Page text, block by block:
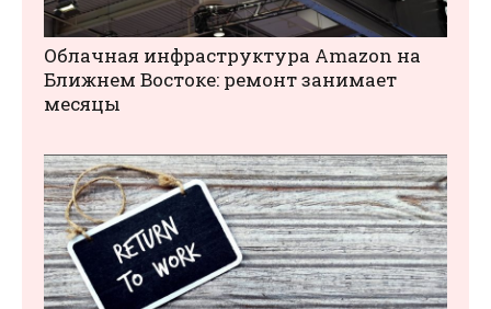
Облачная инфраструктура Amazon на
Ближнем Востоке: ремонт занимает
месяцы